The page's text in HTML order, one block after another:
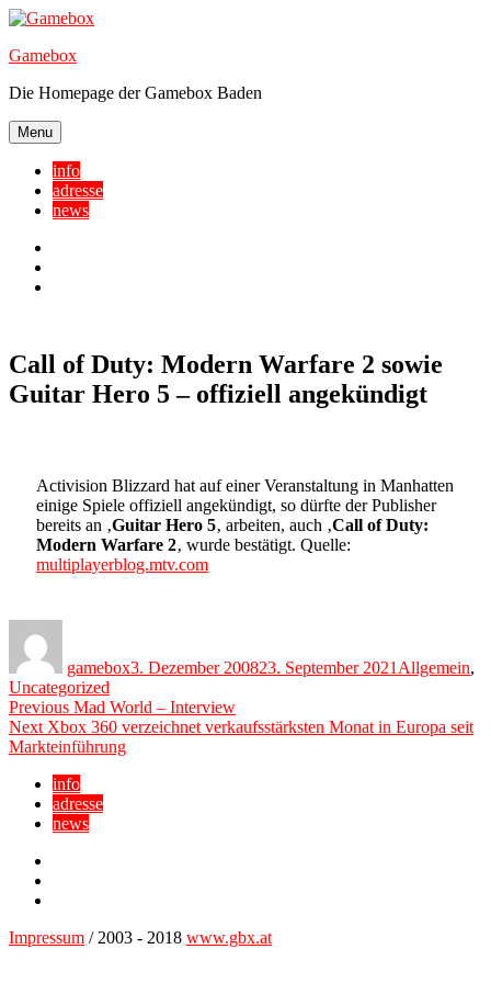
Skip
content
Gamebox
Die Homepage der Gamebox Baden
Menu
info
adresse
news
Call of Duty: Modern Warfare 2 sowie
Guitar Hero 5 – offiziell angekündigt
Activision Blizzard hat auf einer Veranstaltung in Manhatten
einige Spiele offiziell angekündigt, so dürfte der Publisher
bereits an ‚Guitar Hero 5‚ arbeiten, auch ‚Call of Duty:
Modern Warfare 2‚ wurde bestätigt. Quelle:
multiplayerblog.mtv.com
gamebox3. Dezember 200823. September 2021 Allgemein,
Uncategorized
Beitragsnavigation
Previous Previous
post:
Mad World – Interview
Next Next
post:
Xbox 360 verzeichnet verkaufsstärksten Monat in Europa seit
Markteinführung
info
adresse
news
Impressum / 2003 - 2018 www.gbx.at